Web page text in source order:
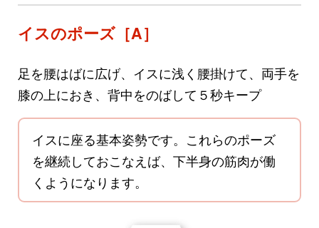
イスのポーズ［A］
足を腰はばに広げ、イスに浅く腰掛けて、両手を
膝の上におき、背中をのばして５秒キープ
イスに座る基本姿勢です。これらのポーズ
を継続しておこなえば、下半身の筋肉が働
くようになります。